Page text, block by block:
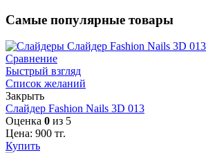
Самые популярные товары
Сравнение
Быстрый взгляд
Список желаний
Закрыть
Слайдер Fashion Nails 3D 013
Оценка 0 из 5
Цена: 900 тг.
Купить